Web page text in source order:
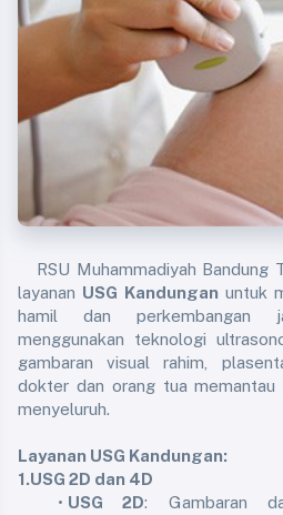
layanan USG Kandungan untuk
hamil dan perkembangan
menggunakan teknologi
gambaran visual rahim,
dokter dan orang tua memantau
menyeluruh.
Layanan USG Kandungan:
1.USG 2D dan 4D
USG 2D: Gambaran